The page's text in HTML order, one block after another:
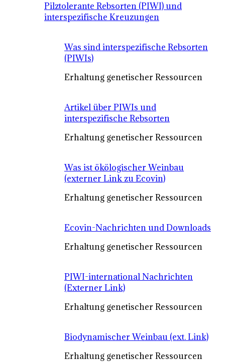
Pilztolerante Rebsorten (PIWI) und
interspezifische Kreuzungen
Was sind interspezifische Rebsorten
(PIWIs)
Erhaltung genetischer Ressourcen
Artikel über PIWIs und
interspezifische Rebsorten
Erhaltung genetischer Ressourcen
Was ist ökölogischer Weinbau
(externer Link zu Ecovin)
Erhaltung genetischer Ressourcen
Ecovin-Nachrichten und Downloads
Erhaltung genetischer Ressourcen
PIWI-international Nachrichten
(Externer Link)
Erhaltung genetischer Ressourcen
Biodynamischer Weinbau (ext. Link)
Erhaltung genetischer Ressourcen